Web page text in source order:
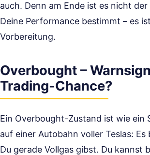
auch. Denn am Ende ist es nicht
Deine Performance bestimmt – es
Vorbereitung.
Overbought –
Trading-Chance?
Ein Overbought-Zustand ist wie ein
auf einer Autobahn voller Teslas:
Du gerade Vollgas gibst. Du kannst